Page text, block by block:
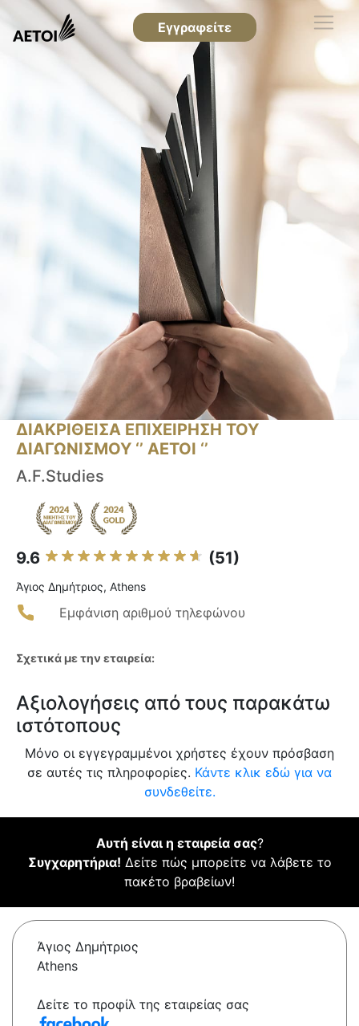
Εγγραφείτε
ΔΙΑΚΡΙΘΕΙΣΑ ΕΠΙΧΕΙΡΗΣΗ ΤΟΥ
ΔΙΑΓΩΝΙΣΜΟΥ ‘’ ΑΕΤΟΙ ‘’
A.F.Studies
9.6 (51)
Άγιος Δημήτριος, Athens
Εμφάνιση αριθμού τηλεφώνου
Σχετικά με την εταιρεία:
Αξιολογήσεις από τους παρακάτω
ιστότοπους
Μόνο οι εγγεγραμμένοι χρήστες έχουν πρόσβαση
σε αυτές τις πληροφορίες. Κάντε κλικ εδώ για να
συνδεθείτε.
Αυτή είναι η εταιρεία σας?
Συγχαρητήρια! Δείτε πώς μπορείτε να λάβετε το
πακέτο βραβείων!
Άγιος Δημήτριος
Athens
Δείτε το προφίλ της εταιρείας σας